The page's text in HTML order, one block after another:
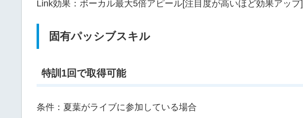
Link効果：ボーカル最大5倍アピール[注目度が高いほど効果アップ]
固有パッシブスキル
特訓1回で取得可能
条件：夏葉がライブに参加している場合